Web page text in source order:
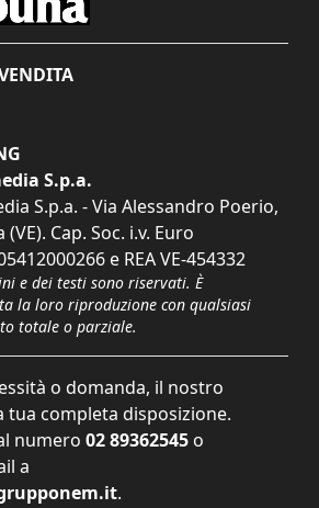
S.p.a.
S.p.a. - Via Alessandro Poerio,
Cap. Soc. i.v. Euro
e REA VE-454332
e dei testi sono riservati. È
la loro riproduzione con qualsiasi
totale o parziale.
o domanda, il nostro
tua completa disposizione.
numero 02 89362545 o
a
.